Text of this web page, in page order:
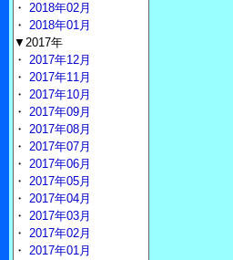
・ 2018年02月
・ 2018年01月
▼2017年
・ 2017年12月
・ 2017年11月
・ 2017年10月
・ 2017年09月
・ 2017年08月
・ 2017年07月
・ 2017年06月
・ 2017年05月
・ 2017年04月
・ 2017年03月
・ 2017年02月
・ 2017年01月